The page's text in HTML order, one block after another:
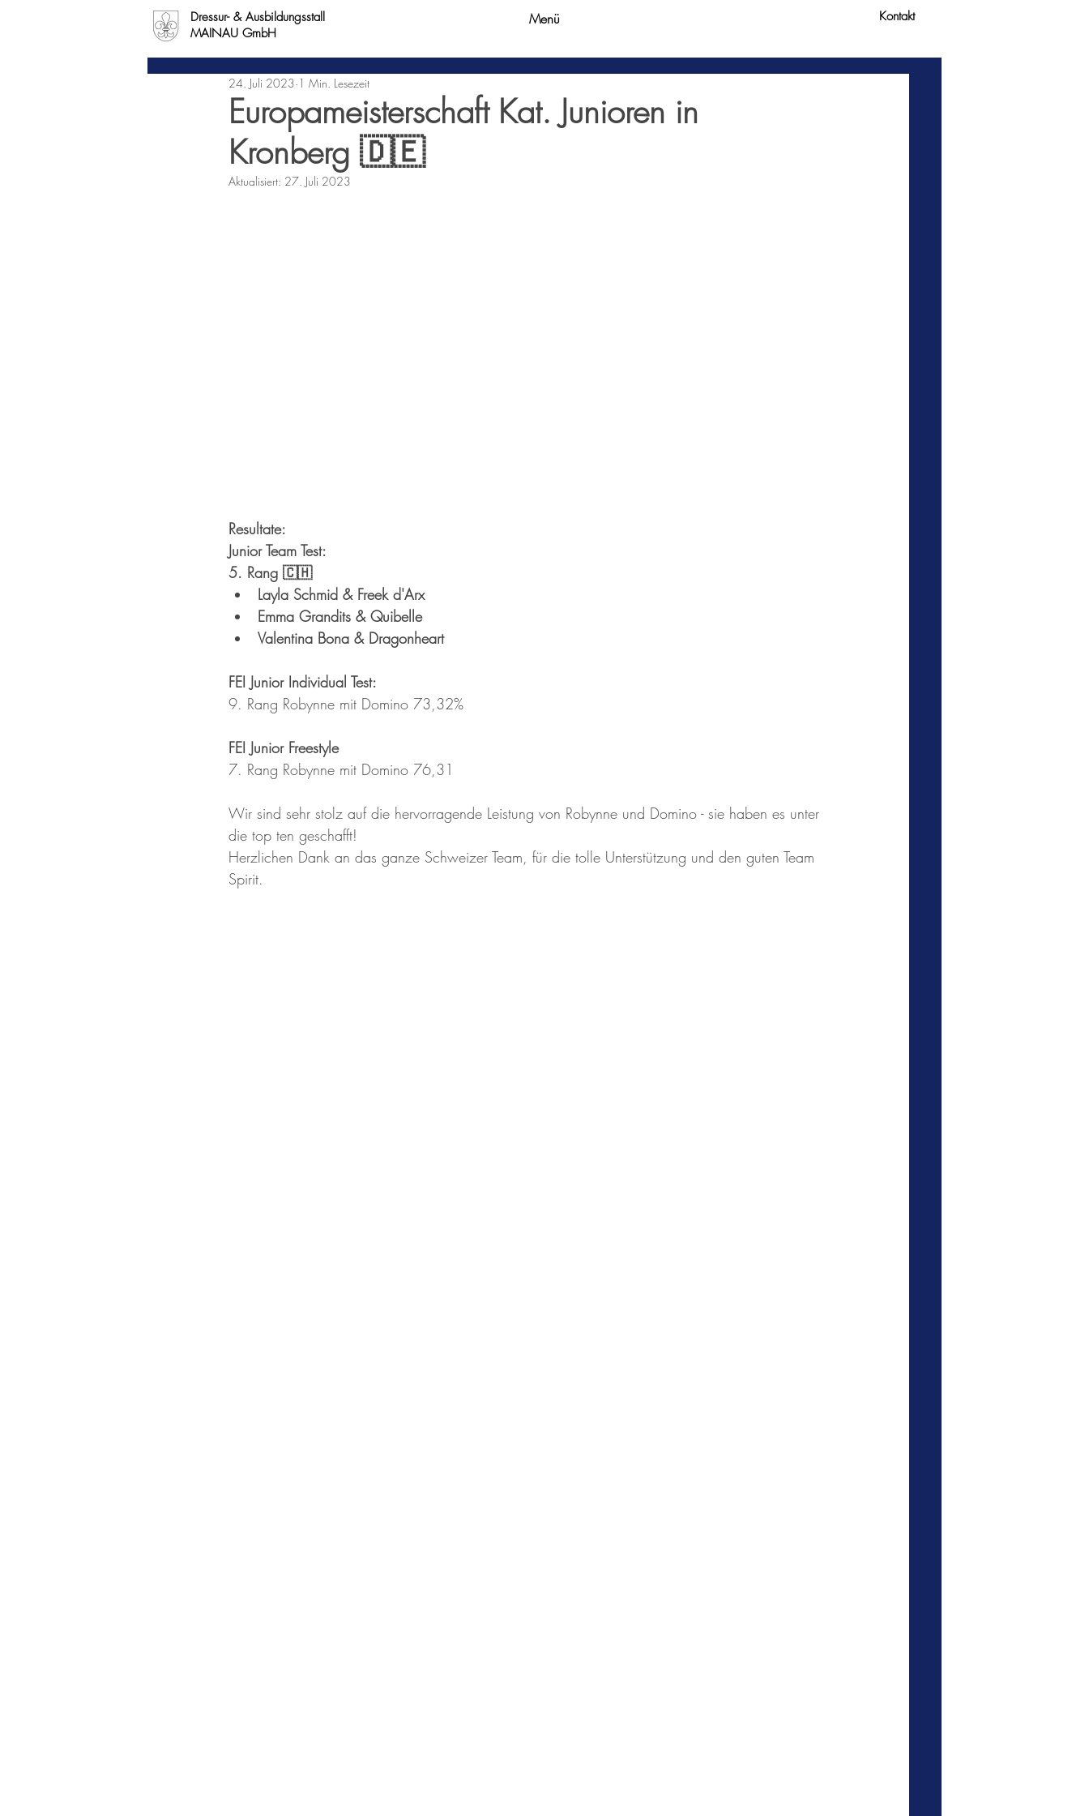
Dressur- & Ausbildungsstall
MAINAU GmbH
Menü Kontakt
Europameisterschaft Kat. Junioren in
Kronberg 🇩🇪
24. Juli 2023 1 Min. Lesezeit
Aktualisiert: 27. Juli 2023
Resultate:
Junior Team Test:
5. Rang 🇨🇭
Layla Schmid & Freek d'Arx
Emma Grandits & Quibelle
Valentina Bona & Dragonheart
FEI Junior Individual Test:
9. Rang Robynne mit Domino 73,32%
FEI Junior Freestyle
7. Rang Robynne mit Domino 76,31
Wir sind sehr stolz auf die hervorragende Leistung von Robynne und Domino - sie haben es unter
die top ten geschafft!
Herzlichen Dank an das ganze Schweizer Team, für die tolle Unterstützung und den guten Team
Spirit.